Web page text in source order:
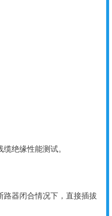
绝缘性能测试。
路器闭合情况下，直接插拔